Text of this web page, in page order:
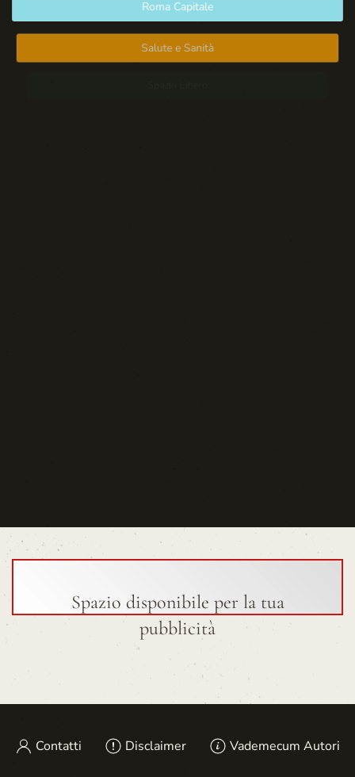
Roma Capitale
Salute e Sanità
Spazio disponibile per la tua
pubblicità
Contatti Disclaimer Vademecum Autori